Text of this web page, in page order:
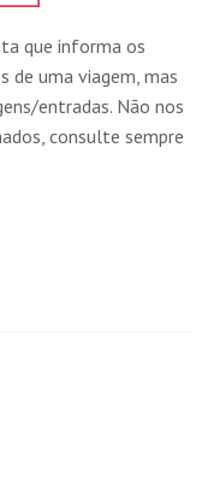
que informa os
de uma viagem, mas
entradas. Não nos
consulte sempre